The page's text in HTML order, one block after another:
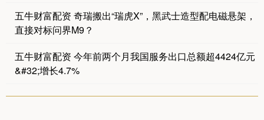
五牛财富配资 奇瑞搬出“瑞虎X”，黑武士造型配电磁悬架，
直接对标问界M9？
五牛财富配资 今年前两个月我国服务出口总额超4424亿元
&#32;增长4.7%